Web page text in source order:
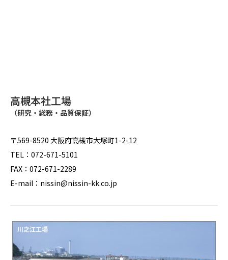
高槻本社工場
（研究・総務・品質保証）
〒569-8520 大阪府高槻市大塚町1-2-12
TEL：072-671-5101
FAX：072-671-2289
E-mail：nissin@nissin-kk.co.jp